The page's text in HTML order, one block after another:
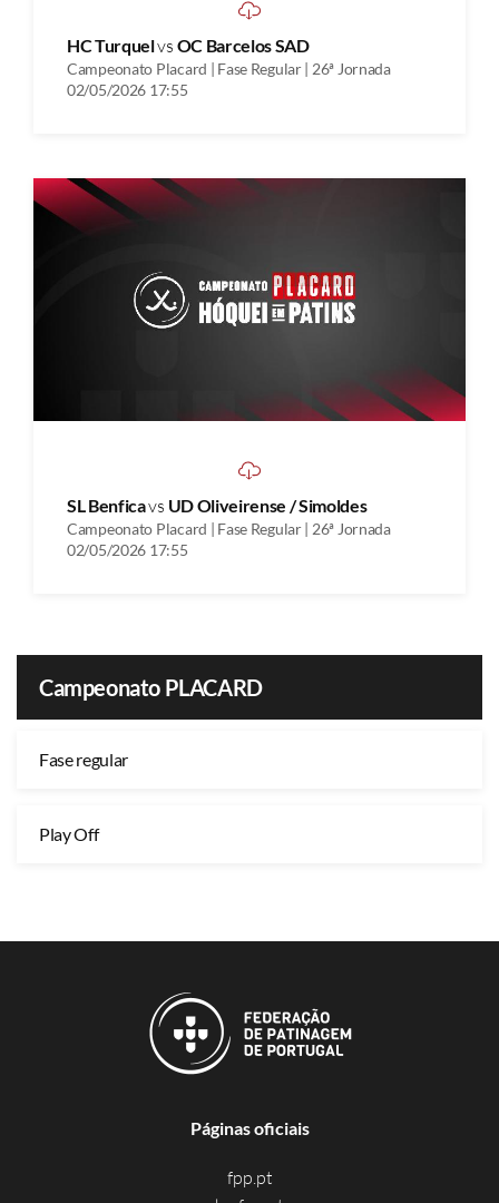
HC Turquelvs OC Barcelos SAD
Campeonato Placard | Fase Regular | 26ª Jornada
02/05/2026 17:55
SL Benficavs UD Oliveirense / Simoldes
Campeonato Placard | Fase Regular | 26ª Jornada
02/05/2026 17:55
Campeonato PLACARD
Fase regular
Play Off
Páginas oficiais
fpp.pt